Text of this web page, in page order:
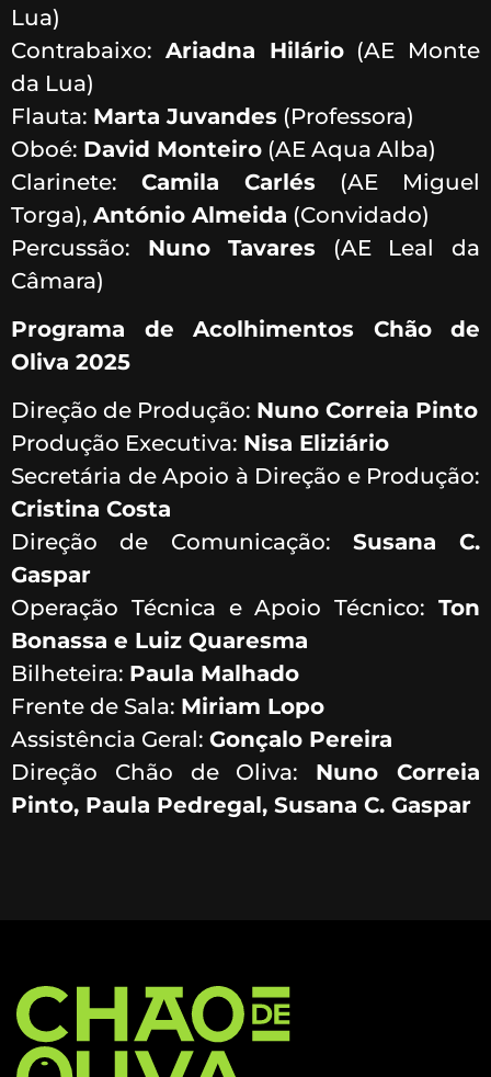
Lua)
Contrabaixo: Ariadna Hilário(AE Monte
da Lua)
Flauta: Marta Juvandes (Professora)
Oboé: David Monteiro (AE Aqua Alba)
Clarinete: Camila Carlés (AE Miguel
Torga), António Almeida (Convidado)
Percussão: Nuno Tavares (AE Leal da
Câmara)
Programa de Acolhimentos Chão de
Oliva 2025
Direção de Produção: Nuno Correia Pinto
Produção Executiva: Nisa Eliziário
Secretária de Apoio à Direção e Produção:
Cristina Costa
Direção de Comunicação: Susana C.
Gaspar
Operação Técnica e Apoio Técnico: Ton
Bonassa e Luiz Quaresma
Bilheteira: Paula Malhado
Frente de Sala: Miriam Lopo
Assistência Geral: Gonçalo Pereira
Direção Chão de Oliva: Nuno Correia
Pinto, Paula Pedregal, Susana C. Gaspar